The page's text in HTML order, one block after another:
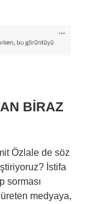
BİRAZ
Özlale de söz
İstifa
sorması
üreten medyaya,